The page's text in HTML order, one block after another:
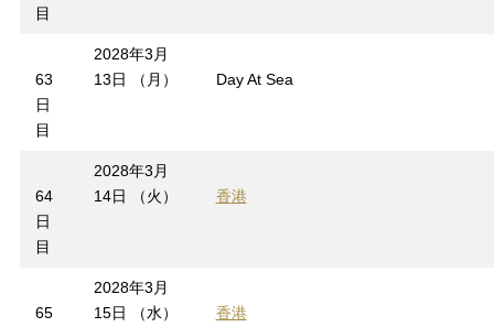
目
63
日
目
2028年3月
13日 （月）
Day At Sea
64
日
目
2028年3月
14日 （火）
香港
65
2028年3月
15日 （水）
香港